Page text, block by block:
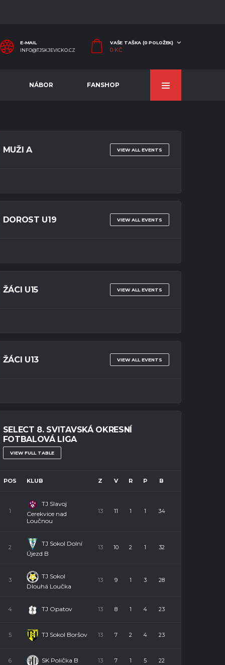
E-MAIL
INFO@TJSKJEVICKO.CZ
VAŠE TAŠKA (0 POLOŽEK)
0 KČ
NÁBOR FANSHOP
MUŽI A VIEW ALL EVENTS
DOROST U19 VIEW ALL EVENTS
ŽÁCI U15 VIEW ALL EVENTS
ŽÁCI U13 VIEW ALL EVENTS
SELECT 8. SVITAVSKÁ OKRESNÍ
FOTBALOVÁ LIGA
VIEW FULL TABLE
POS KLUB Z V R P B
1
TJ Slavoj
Cerekvice nad
Loučnou
13 11 1 1 34
2
TJ Sokol Dolní
Újezd B
13 10 2 1 32
3
TJ Sokol
Dlouhá Loučka
13 9 1 3 28
4 TJ Opatov 13 8 1 4 23
5 TJ Sokol Boršov 13 7 2 4 23
6 SK Polička B 13 7 1 5 22